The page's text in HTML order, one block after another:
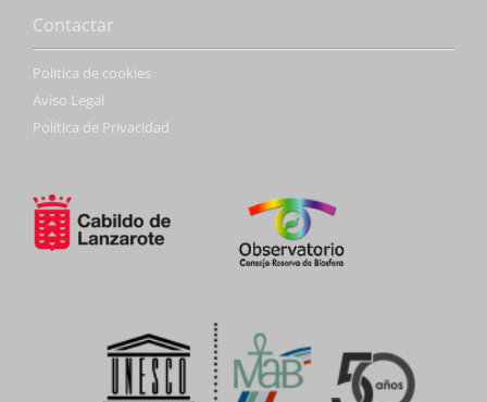
Contactar
Politica de cookies
Aviso Legal
Política de Privacidad